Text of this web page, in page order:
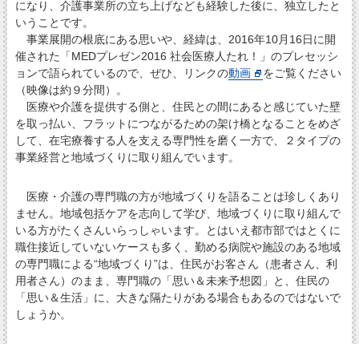
になり、介護事業所の立ち上げなども経験した後に、独立したと
いうことです。
事業展開の根底にある思いや、経緯は、2016年10月16日に開
催された「MEDプレゼン2016 社会医療人たれ！」のプレセッシ
ョンで語られているので、ぜひ、リンクの動画
をご覧ください
（映像は約９分間）。
医療や介護を提供する側と、住民との間にあると感じていた壁
を取っ払い、フラットにつながるための架け橋となることをめざ
して、在宅療養する人を支える専門性を磨く一方で、２タイプの
事業経営と地域づくりに取り組んでいます。
医療・介護の専門職の方が地域づくりを語ることは珍しくあり
ません。地域包括ケアを志向して学び、地域づくりに取り組んで
いる方がたくさんいらっしゃいます。とはいえ都市部ではとくに
職住接近していないケースも多く、勤める病院や施設のある地域
の専門職による“地域づくり”は、住民がお客さん（患者さん、利
用者さん）のまま、専門職の「思い＆未来予想図」と、住民の
「思い＆生活」に、大きな隔たりがある場合もあるのではないで
しょうか。